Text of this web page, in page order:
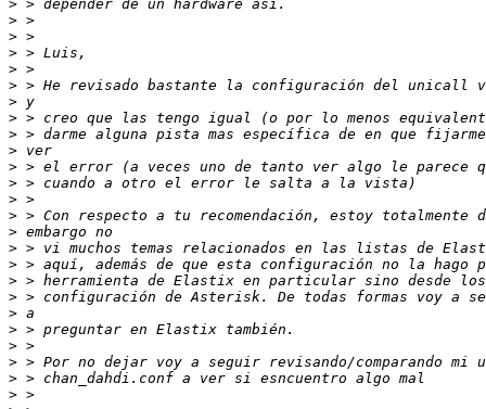
>
>
>
>
>
>
>
>
>
>
>
>
>
>
>
>
>
>
>
>
>
>
>
>
>